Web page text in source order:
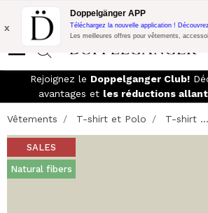
Promo Flash: 10% de réduction
avec le code:
x
Doppelgänger APP
Téléchargez la nouvelle application !
Les meilleures offres pour vêtements,
Rejoignez le Doppelganger Club!
avantages et les réductions
Vêtements T-shirt et Polo T-shirt ...
SALES
Natural fibers